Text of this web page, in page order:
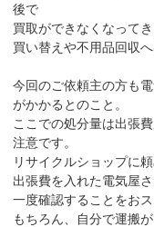
後で
買取ができなくなってき
買い替えや不用品回収
今回のご依頼主の方も
がかかるとのこと。
ここでの処分量は出張
注意です。
リサイクルショップに
出張費を入れた電気屋
一度確認することをおス
もちろん、自分で運搬